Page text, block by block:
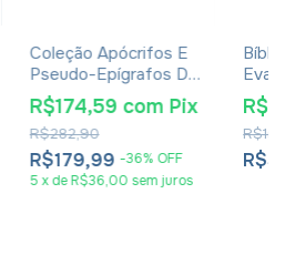
Coleção Apócrifos E
Pseudo-Epígrafos Da
Bíblia
R$179,99 -36% OFF
R$282,90
R$174,59 com Pix
5 xdeR$36,00 sem juros